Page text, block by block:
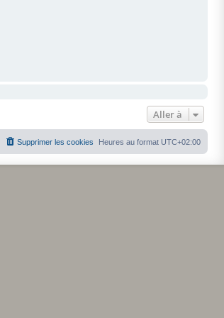
Aller à
Heures au format UTC+02:00
Supprimer les cookies